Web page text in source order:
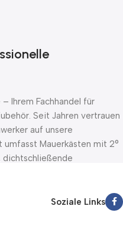
Ihrem Fachhandel für
Seit Jahren vertrauen
auf unsere
Mauerkästen mit 2°
dichtschließende
Lufberg und Joventa. Wir
von 24-72 Stunden,
Soziale Links